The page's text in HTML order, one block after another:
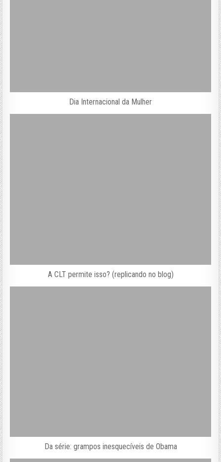
Dia Internacional da Mulher
A CLT permite isso? (replicando no blog)
Da série: grampos inesquecíveis de Obama